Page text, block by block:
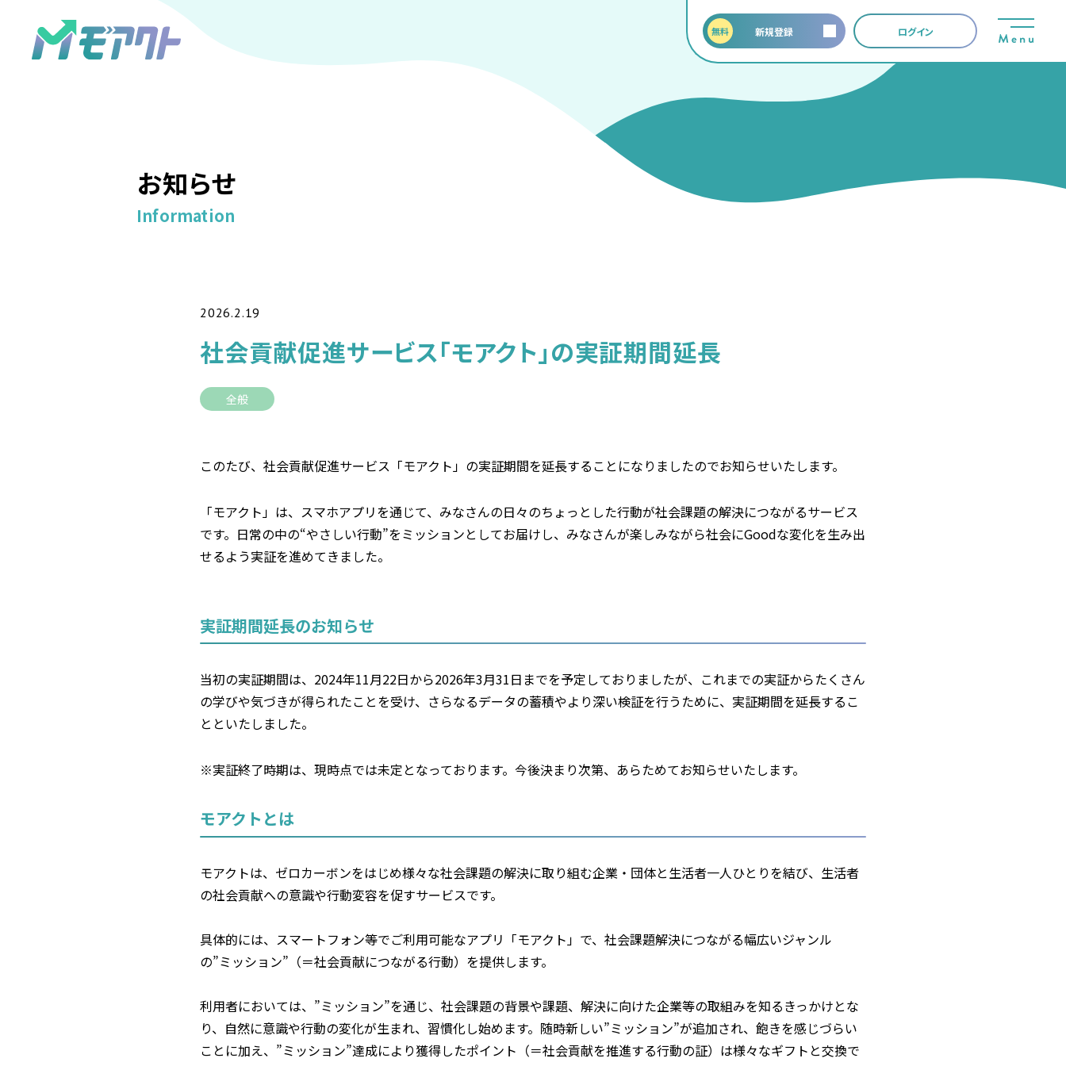
無料 新規登録 ログイン
お知らせ
Information
2026.2.19
社会貢献促進サービス「モアクト」の実証期間延長
全般
このたび、社会貢献促進サービス「モアクト」の実証期間を延長することになりましたのでお知らせいたします。
「モアクト」は、スマホアプリを通じて、みなさんの日々のちょっとした行動が社会課題の解決につながるサービス
です。日常の中の“やさしい行動”をミッションとしてお届けし、みなさんが楽しみながら社会にGoodな変化を生み出
せるよう実証を進めてきました。
実証期間延長のお知らせ
当初の実証期間は、2024年11月22日から2026年3月31日までを予定しておりましたが、これまでの実証からたくさん
の学びや気づきが得られたことを受け、さらなるデータの蓄積やより深い検証を行うために、実証期間を延長するこ
とといたしました。
※実証終了時期は、現時点では未定となっております。今後決まり次第、あらためてお知らせいたします。
モアクトとは
モアクトは、ゼロカーボンをはじめ様々な社会課題の解決に取り組む企業・団体と生活者一人ひとりを結び、生活者
の社会貢献への意識や行動変容を促すサービスです。
具体的には、スマートフォン等でご利用可能なアプリ「モアクト」で、社会課題解決につながる幅広いジャンル
の”ミッション”（＝社会貢献につながる行動）を提供します。
利用者においては、”ミッション”を通じ、社会課題の背景や課題、解決に向けた企業等の取組みを知るきっかけとな
り、自然に意識や行動の変化が生まれ、習慣化し始めます。随時新しい”ミッション”が追加され、飽きを感じづらい
ことに加え、”ミッション”達成により獲得したポイント（＝社会貢献を推進する行動の証）は様々なギフトと交換で